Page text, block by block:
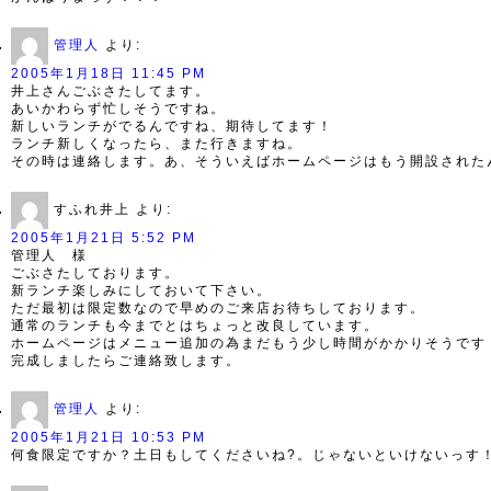
管理人
より:
2005年1月18日 11:45 PM
井上さんごぶさたしてます。
あいかわらず忙しそうですね。
新しいランチがでるんですね、期待してます！
ランチ新しくなったら、また行きますね。
その時は連絡します。あ、そういえばホームページはもう開設された
すふれ井上 より:
2005年1月21日 5:52 PM
管理人 様
ごぶさたしております。
新ランチ楽しみにしておいて下さい。
ただ最初は限定数なので早めのご来店お待ちしております。
通常のランチも今までとはちょっと改良しています。
ホームページはメニュー追加の為まだもう少し時間がかかりそうです
完成しましたらご連絡致します。
管理人
より:
2005年1月21日 10:53 PM
何食限定ですか？土日もしてくださいね?。じゃないといけないっす！